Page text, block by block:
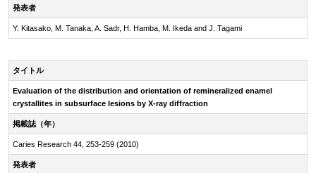
発表者
Y. Kitasako, M. Tanaka, A. Sadr, H. Hamba, M. Ikeda and J. Tagami
タイトル
Evaluation of the distribution and orientation of remineralized enamel
crystallites in subsurface lesions by X-ray diffraction
掲載誌（年）
Caries Research 44, 253-259 (2010)
発表者